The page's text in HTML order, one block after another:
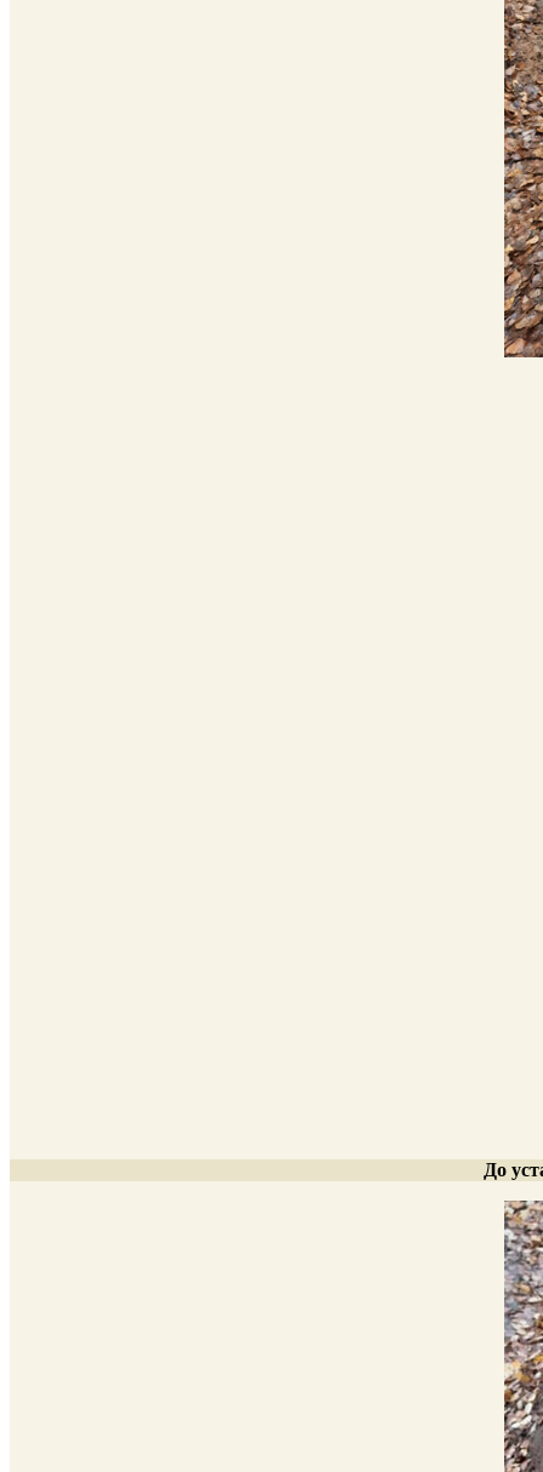
До